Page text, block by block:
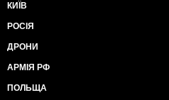
КИЇВ
РОСІЯ
ДРОНИ
АРМІЯ РФ
ПОЛЬЩА